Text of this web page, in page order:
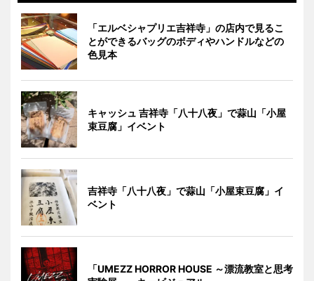
「エルベシャプリエ吉祥寺」の店内で見るこ
とができるバッグのボディやハンドルなどの
色見本
キャッシュ 吉祥寺「八十八夜」で蒜山「小屋
束豆腐」イベント
吉祥寺「八十八夜」で蒜山「小屋束豆腐」イ
ベント
「UMEZZ HORROR HOUSE ～漂流教室と思考